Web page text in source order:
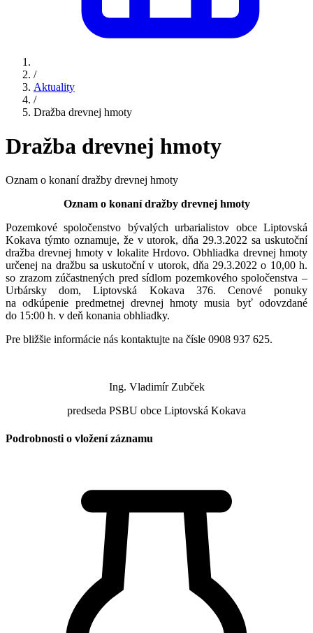
/
Aktuality
/
Dražba drevnej hmoty
Dražba drevnej hmoty
Oznam o konaní dražby drevnej hmoty
Oznam o konaní dražby drevnej hmoty
Pozemkové spoločenstvo bývalých urbarialistov obce Liptovská
Kokava týmto oznamuje, že v utorok, dňa 29.3.2022 sa uskutoční
dražba drevnej hmoty v lokalite Hrdovo. Obhliadka drevnej hmoty
určenej na dražbu sa uskutoční v utorok, dňa 29.3.2022 o 10,00 h.
so zrazom zúčastnených pred sídlom pozemkového spoločenstva –
Urbársky dom, Liptovská Kokava 376. Cenové ponuky
na odkúpenie predmetnej drevnej hmoty musia byť odovzdané
do 15:00 h. v deň konania obhliadky.
Pre bližšie informácie nás kontaktujte na čísle 0908 937 625.
Ing. Vladimír Zubček
predseda PSBU obce Liptovská Kokava
Podrobnosti o vložení záznamu